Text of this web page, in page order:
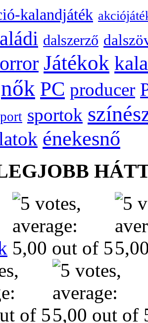
kalandjáték
dalszerző
Játékok
nők PC producer
sportok
énekesnő